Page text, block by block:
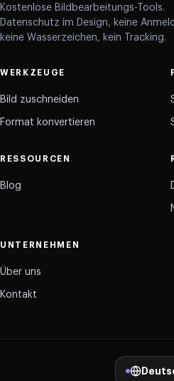
Kostenlose Bildbearbeitungs-Tools.
Datenschutz im Design, keine
keine Wasserzeichen, kein Tracking.
WERKZEUGE
Bild zuschneiden
Format konvertieren
RESSOURCEN
Blog
UNTERNEHMEN
Über uns
Kontakt